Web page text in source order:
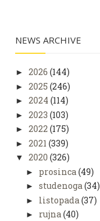
NEWS ARCHIVE
► 2026 (144)
► 2025 (246)
► 2024 (114)
► 2023 (103)
► 2022 (175)
► 2021 (339)
▼ 2020 (326)
► prosinca(49)
► studenoga(34)
► listopada(37)
► rujna(40)